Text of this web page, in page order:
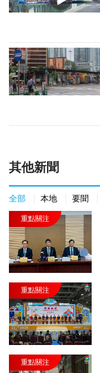
其他新聞
全部 本地 要聞